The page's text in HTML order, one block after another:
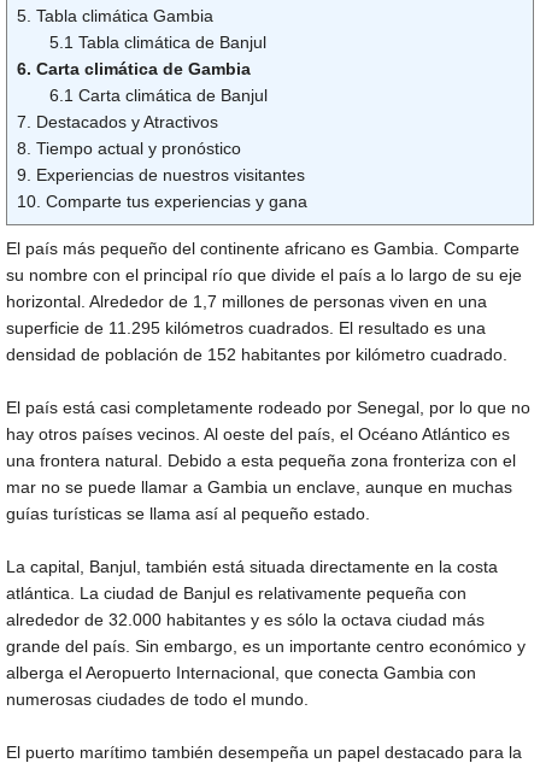
5. Tabla climática Gambia
5.1 Tabla climática de Banjul
6. Carta climática de Gambia
6.1 Carta climática de Banjul
7. Destacados y Atractivos
8. Tiempo actual y pronóstico
9. Experiencias de nuestros visitantes
10. Comparte tus experiencias y gana
El país más pequeño del continente africano es Gambia. Comparte
su nombre con el principal río que divide el país a lo largo de su eje
horizontal. Alrededor de 1,7 millones de personas viven en una
superficie de 11.295 kilómetros cuadrados. El resultado es una
densidad de población de 152 habitantes por kilómetro cuadrado.
El país está casi completamente rodeado por Senegal, por lo que no
hay otros países vecinos. Al oeste del país, el Océano Atlántico es
una frontera natural. Debido a esta pequeña zona fronteriza con el
mar no se puede llamar a Gambia un enclave, aunque en muchas
guías turísticas se llama así al pequeño estado.
La capital, Banjul, también está situada directamente en la costa
atlántica. La ciudad de Banjul es relativamente pequeña con
alrededor de 32.000 habitantes y es sólo la octava ciudad más
grande del país. Sin embargo, es un importante centro económico y
alberga el Aeropuerto Internacional, que conecta Gambia con
numerosas ciudades de todo el mundo.
El puerto marítimo también desempeña un papel destacado para la